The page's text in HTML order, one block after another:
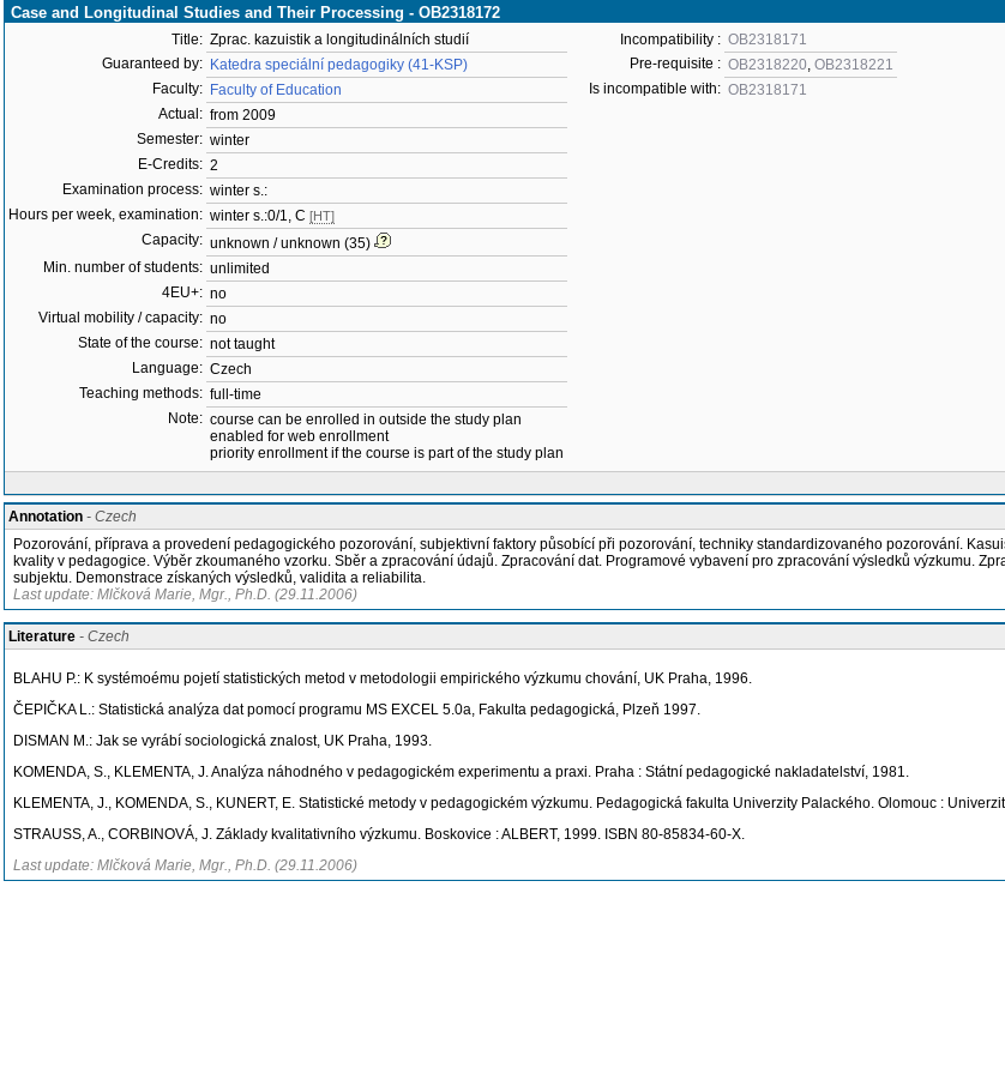
Case and Longitudinal Studies and Their Processing - OB2318172
Title: Zprac. kazuistik a longitudinálních studií
Guaranteed by: Katedra speciální pedagogiky (41-KSP)
Faculty: Faculty of Education
Actual: from 2009
Semester: winter
E-Credits: 2
Examination process: winter s.:
Hours per week, examination: winter s.:0/1, C [HT]
Capacity: unknown / unknown (35)
Min. number of students: unlimited
4EU+: no
Virtual mobility / capacity: no
State of the course: not taught
Language: Czech
Teaching methods: full-time
Note: course can be enrolled in outside the study plan
enabled for web enrollment
priority enrollment if the course is part of the study plan
Incompatibility : OB2318171
Pre-requisite : OB2318220, OB2318221
Is incompatible with: OB2318171
Annotation - Czech
Pozorování, příprava a provedení pedagogického pozorování, subjektivní faktory působící při pozorování, techniky standardizovaného pozorování.
kvality v pedagogice. Výběr zkoumaného vzorku. Sběr a zpracování údajů. Zpracování dat. Programové vybavení pro zpracování výsledků výzkumu.
subjektu. Demonstrace získaných výsledků, validita a reliabilita.
Last update: Mlčková Marie, Mgr., Ph.D. (29.11.2006)
Literature - Czech
BLAHU P.: K systémoému pojetí statistických metod v metodologii empirického výzkumu chování, UK Praha, 1996.
ČEPIČKA L.: Statistická analýza dat pomocí programu MS EXCEL 5.0a, Fakulta pedagogická, Plzeň 1997.
DISMAN M.: Jak se vyrábí sociologická znalost, UK Praha, 1993.
KOMENDA, S., KLEMENTA, J. Analýza náhodného v pedagogickém experimentu a praxi. Praha : Státní pedagogické nakladatelství, 1981.
KLEMENTA, J., KOMENDA, S., KUNERT, E. Statistické metody v pedagogickém výzkumu. Pedagogická fakulta Univerzity Palackého. Olomouc :
STRAUSS, A., CORBINOVÁ, J. Základy kvalitativního výzkumu. Boskovice : ALBERT, 1999. ISBN 80-85834-60-X.
Last update: Mlčková Marie, Mgr., Ph.D. (29.11.2006)